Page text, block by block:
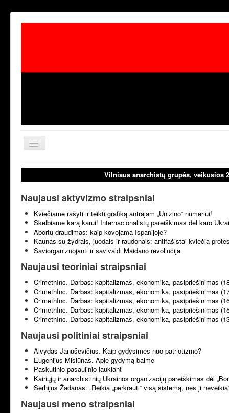
Toggle
Navigation
aktualijos
laisvoji
Vilniaus anarchistų grupės, veikusios
Naujausi aktyvizmo straipsniai
Kviečiame rašyti ir teikti grafiką antrajam „Unizino“ numeriui!
Skelbiame karą karui! Internacionalistų pareiškimas dėl karo
Abortų draudimas: kaip kovojama Ispanijoje?
Kaunas su žydrais, juodais ir raudonais: antifašistai kviečia
Saviorganizuojanti ir savivaldi Maidano revoliucija
Naujausi teoriniai straipsniai
CrimethInc. Darbas: kapitalizmas, ekonomika, pasipriešinimas
CrimethInc. Darbas: kapitalizmas, ekonomika, pasipriešinimas
CrimethInc. Darbas: kapitalizmas, ekonomika, pasipriešinimas
CrimethInc. Darbas: kapitalizmas, ekonomika, pasipriešinimas
CrimethInc. Darbas: kapitalizmas, ekonomika, pasipriešinimas
Naujausi politiniai straipsniai
Alvydas Januševičius. Kaip gydysimės nuo patriotizmo?
Eugenijus Misiūnas. Apie gydymą baime
Paskutinio pasaulinio laukiant
Kairiųjų ir anarchistinių Ukrainos organizacijų pareiškimas dėl
Serhijus Žadanas: „Reikia „perkrauti“ visą sistemą, nes ji
Naujausi meno straipsniai